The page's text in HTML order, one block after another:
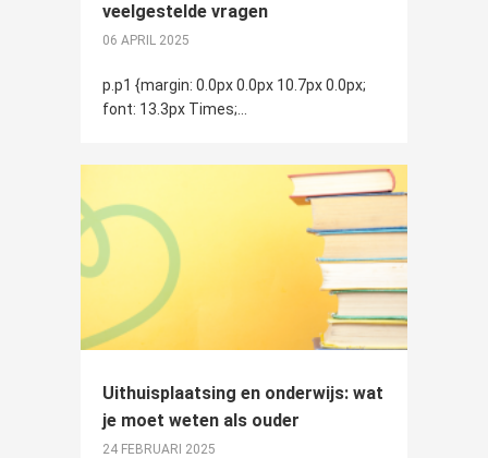
veelgestelde vragen
06 APRIL 2025
p.p1 {margin: 0.0px 0.0px 10.7px 0.0px;
font: 13.3px Times;...
Uithuisplaatsing en onderwijs: wat
je moet weten als ouder
24 FEBRUARI 2025